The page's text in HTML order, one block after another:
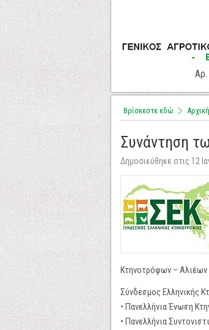
Βρίσκεστε εδώ Αρχική
Συνάντηση
Δημοσιεύθηκε στις 12
Κτηνοτρόφων – Αλιέων
Σύνδεσμος Ελληνικής
• Πανελλήνια Ένωση
• Πανελλήνια